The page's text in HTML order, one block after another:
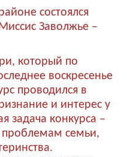
состоялся
Заволжье –
который по
воскресенье
проводился в
и интерес у
задача конкурса –
семьи,